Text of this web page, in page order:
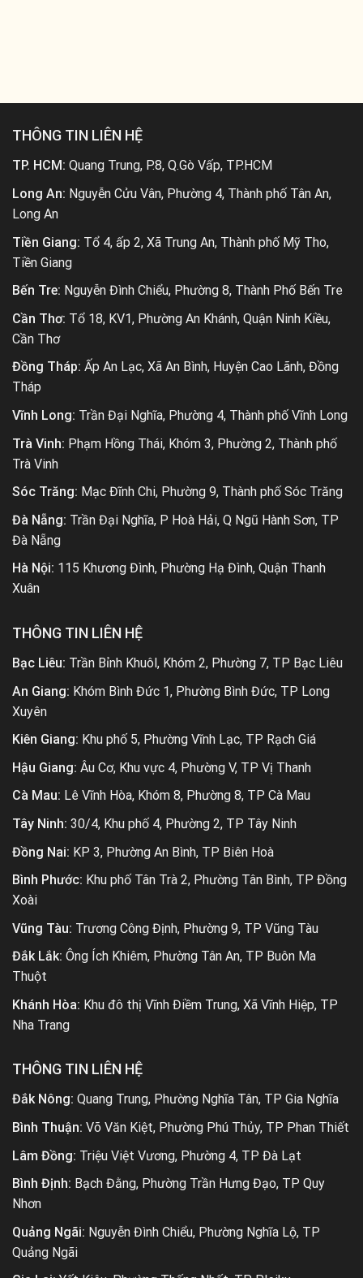
THÔNG TIN LIÊN HỆ
TP. HCM: Quang Trung, P.8, Q.Gò Vấp, TP.HCM
Long An: Nguyễn Cửu Vân, Phường 4, Thành phố Tân An,
Long An
Tiền Giang: Tổ 4, ấp 2, Xã Trung An, Thành phố Mỹ Tho,
Tiền Giang
Bến Tre: Nguyễn Đình Chiểu, Phường 8, Thành Phố Bến Tre
Cần Thơ: Tổ 18, KV1, Phường An Khánh, Quận Ninh Kiều,
Cần Thơ
Đồng Tháp: Ấp An Lạc, Xã An Bình, Huyện Cao Lãnh, Đồng
Tháp
Vĩnh Long: Trần Đại Nghĩa, Phường 4, Thành phố Vĩnh Long
Trà Vinh: Phạm Hồng Thái, Khóm 3, Phường 2, Thành phố
Trà Vinh
Sóc Trăng: Mạc Đĩnh Chi, Phường 9, Thành phố Sóc Trăng
Đà Nẵng: Trần Đại Nghĩa, P Hoà Hải, Q Ngũ Hành Sơn, TP
Đà Nẵng
Hà Nội: 115 Khương Đình, Phường Hạ Đình, Quận Thanh
Xuân
THÔNG TIN LIÊN HỆ
Bạc Liêu: Trần Bỉnh Khuôl, Khóm 2, Phường 7, TP Bạc Liêu
An Giang: Khóm Bình Đức 1, Phường Bình Đức, TP Long
Xuyên
Kiên Giang: Khu phố 5, Phường Vĩnh Lạc, TP Rạch Giá
Hậu Giang: Âu Cơ, Khu vực 4, Phường V, TP Vị Thanh
Cà Mau: Lê Vĩnh Hòa, Khóm 8, Phường 8, TP Cà Mau
Tây Ninh: 30/4, Khu phố 4, Phường 2, TP Tây Ninh
Đồng Nai: KP 3, Phường An Bình, TP Biên Hoà
Bình Phước: Khu phố Tân Trà 2, Phường Tân Bình, TP Đồng
Xoài
Vũng Tàu: Trương Công Định, Phường 9, TP Vũng Tàu
Đắk Lắk: Ông Ích Khiêm, Phường Tân An, TP Buôn Ma
Thuột
Khánh Hòa: Khu đô thị Vĩnh Điềm Trung, Xã Vĩnh Hiệp, TP
Nha Trang
THÔNG TIN LIÊN HỆ
Đắk Nông: Quang Trung, Phường Nghĩa Tân, TP Gia Nghĩa
Bình Thuận: Võ Văn Kiệt, Phường Phú Thủy, TP Phan Thiết
Lâm Đồng: Triệu Việt Vương, Phường 4, TP Đà Lạt
Bình Định: Bạch Đằng, Phường Trần Hưng Đạo, TP Quy
Nhơn
Quảng Ngãi: Nguyễn Đình Chiểu, Phường Nghĩa Lộ, TP
Quảng Ngãi